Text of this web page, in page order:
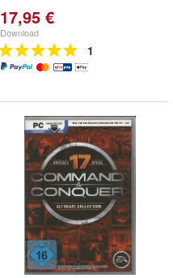
17,95 €
Download
1